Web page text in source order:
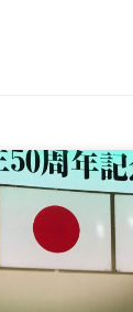
ラ音楽教室の伊原
まいました。 先日